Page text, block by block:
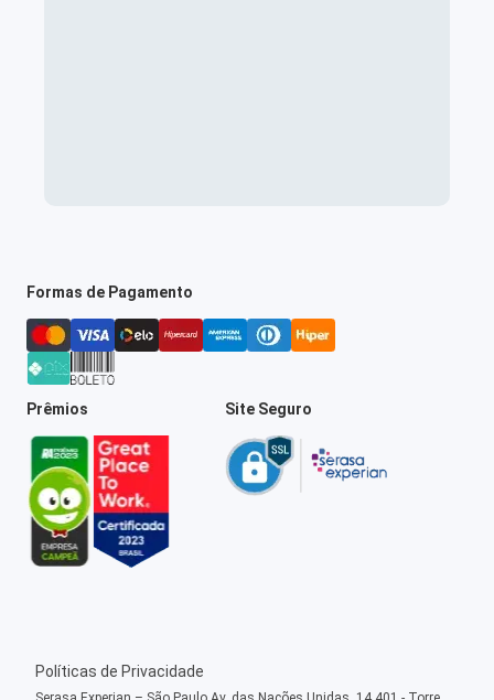
Formas de Pagamento
Prêmios Site Seguro
Políticas de Privacidade